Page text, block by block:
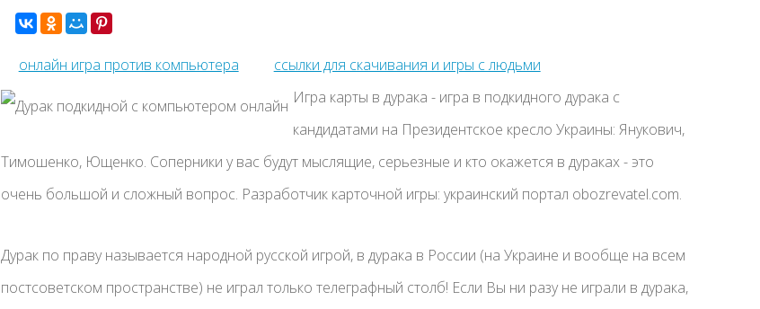
онлайн игра против компьютера
ссылки для скачивания и игры с людьми
Игра карты в дурака - игра в подкидного дурака с
кандидатами на Президентское кресло Украины: Янукович,
Тимошенко, Ющенко. Соперники у вас будут мыслящие, серьезные и кто окажется в дураках - это
очень большой и сложный вопрос. Разработчик карточной игры: украинский портал obozrevatel.com.
Дурак по праву называется народной русской игрой, в дурака в России (на Украине и вообще на всем
постсоветском пространстве) не играл только телеграфный столб! Если Вы ни разу не играли в дурака,